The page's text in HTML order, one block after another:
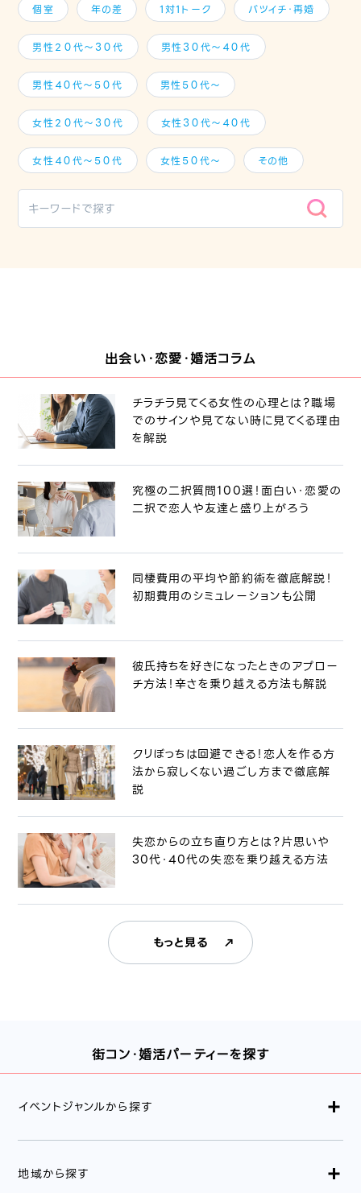
個室 年の差 1対1トーク バツイチ・再婚
男性２０代～３０代 男性３０代～４０代
男性４０代～５０代 男性５０代～
女性２０代～３０代 女性３０代～４０代
女性４０代～５０代 女性５０代～ その他
出会い・恋愛・婚活コラム
チラチラ見てくる女性の心理とは？職場
でのサインや見てない時に見てくる理由
を解説
究極の二択質問100選！面白い・恋愛の
二択で恋人や友達と盛り上がろう
同棲費用の平均や節約術を徹底解説！
初期費用のシミュレーションも公開
彼氏持ちを好きになったときのアプロー
チ方法！辛さを乗り越える方法も解説
クリぼっちは回避できる！恋人を作る方
法から寂しくない過ごし方まで徹底解
説
失恋からの立ち直り方とは？片思いや
30代・40代の失恋を乗り越える方法
もっと見る
街コン・婚活パーティーを探す
イベントジャンルから探す
地域から探す